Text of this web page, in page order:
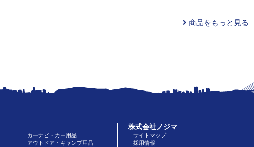
商品をもっと見る
カーナビ・カー用品
アウトドア・キャンプ用品
株式会社ノジマ
サイトマップ
採用情報